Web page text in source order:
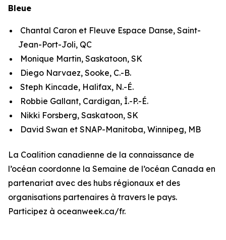
Bleue
Chantal Caron et Fleuve Espace Danse, Saint-
Jean-Port-Joli, QC
Monique Martin, Saskatoon, SK
Diego Narvaez, Sooke, C.-B.
Steph Kincade, Halifax, N.-É.
Robbie Gallant, Cardigan, Î.-P.-É.
Nikki Forsberg, Saskatoon, SK
David Swan et SNAP-Manitoba, Winnipeg, MB
La Coalition canadienne de la connaissance de
l’océan coordonne la Semaine de l’océan Canada en
partenariat avec des hubs régionaux et des
organisations partenaires à travers le pays.
Participez à oceanweek.ca/fr.